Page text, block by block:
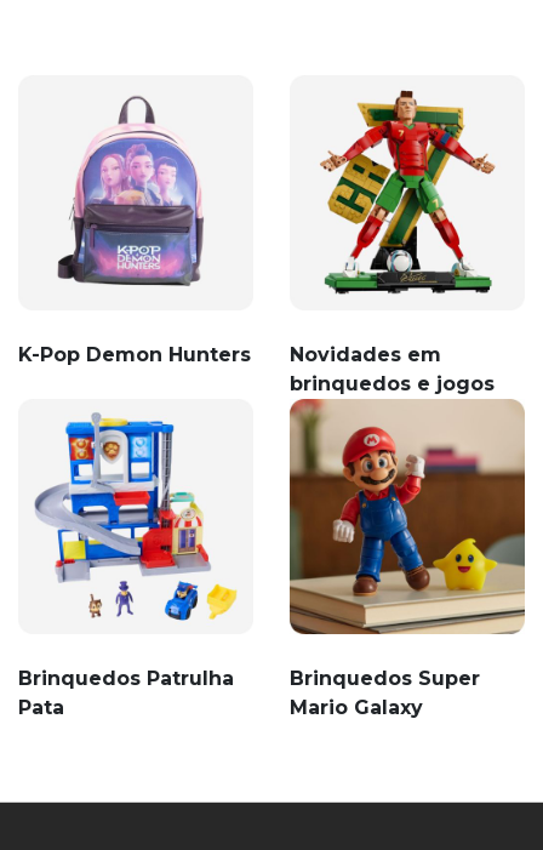
K-Pop Demon Hunters
Novidades em
brinquedos e jogos
Brinquedos Patrulha
Pata
Brinquedos Super
Mario Galaxy